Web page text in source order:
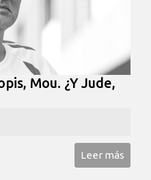
Mou. ¿Y Jude,
Leer más